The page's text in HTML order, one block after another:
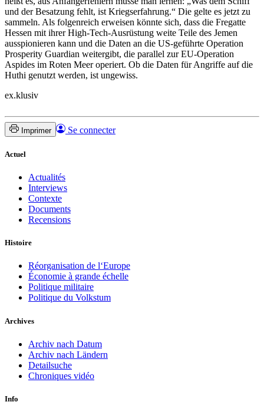
und der Besatzung fehlt, ist Kriegserfahrung.“ Die gelte es jetzt zu
sammeln. Als folgenreich erweisen könnte sich, dass die Fregatte
Hessen mit ihrer High-Tech-Ausrüstung weite Teile des Jemen
ausspionieren kann und die Daten an die US-geführte Operation
Prosperity Guardian weitergibt, die parallel zur EU-Operation
Aspides im Roten Meer operiert. Ob die Daten für Angriffe auf die
Huthi genutzt werden, ist ungewiss.
ex.klusiv
Imprimer Se connecter
Actuel
Actualités
Interviews
Contexte
Documents
Recensions
Histoire
Réorganisation de l‘Europe
Économie à grande échelle
Politique militaire
Politique du Volkstum
Archives
Archiv nach Datum
Archiv nach Ländern
Detailsuche
Chroniques vidéo
Info